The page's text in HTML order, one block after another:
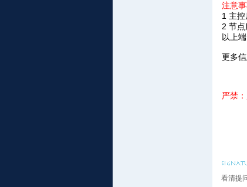
注意事
1 主
2 节
以上
更多
严禁
看清提